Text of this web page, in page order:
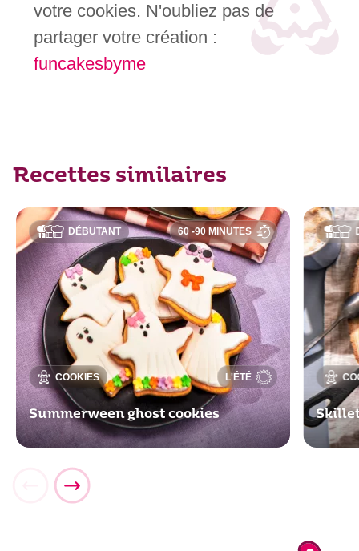
votre cookies. N'oubliez pas de
partager votre création :
funcakesbyme
Recettes similaires
DÉBUTANT
COOKIES
60 -90 MINUTES
L'ÉTÉ
Summerween ghost cookies